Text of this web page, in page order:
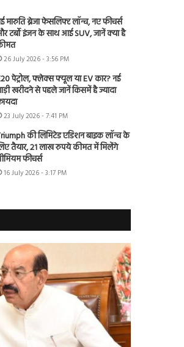
मारुति ब्रेजा फेसलिफ्ट लॉन्च, नए फीचर्स
टर्बो इंजन के साथ आई SUV, जानें क्या है
26 July 2026 - 3:56 PM
पेट्रोल, फ्लेक्स फ्यूल या EV कार? नई
खरीदने से पहले जानें किसमें है ज्यादा
23 July 2026 - 7:41 PM
की लिमिटेड एडिशन बाइक लॉन्च के
तैयार, 21 लाख रुपये कीमत में मिलेंगे
फीचर्स
16 July 2026 - 3:17 PM